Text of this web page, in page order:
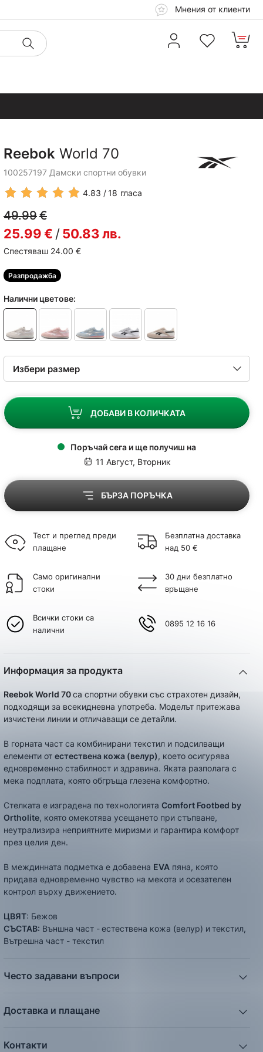
Мнения от клиенти
Reebok World 70
100257197 Дамски спортни обувки
4.83 18 гласа
49.99€
25.99€ /50.83лв.
Спестяваш 24.00 €
Разпродажба
Налични цветове:
ДОБАВИ В КОЛИЧКАТА
Поръчай сега и ще получиш на
11 Август, Вторник
БЪРЗА ПОРЪЧКА
Тест и преглед преди
плащане
Безплатна доставка
над 50 €
Само оригинални
стоки
30 дни безплатно
връщане
Всички стоки са
налични
0895 12 16 16
Информация за продукта
Reebok World 70са спортни обувки със страхотен дизайн,
подходящи за всекидневна употреба. Моделът притежава
изчистени линии и отличаващи се детайли.
В горната част са комбинирани текстил и подсилващи
елементи от естествена кожа (велур), което осигурява
едновременно стабилност и здравина. Яката разполага с
мека подплата, която обгръща глезена комфортно.
Стелката е изградена по технологията Comfort Footbed by
Ortholite, която омекотява усещането при стъпване,
неутрализира неприятните миризми и гарантира комфорт
през целия ден.
В междинната подметка е добавена EVA пяна, която
придава едновременно чувство на мекота и осезателен
контрол върху движението.
ЦВЯТ: Бежов
СЪСТАВ: Външна част -естествена кожа (велур) итекстил,
Вътрешна част - текстил
Често задавани въпроси
ще получа?
да добие максимално ясна и точна представа за дадения
Доставка и плащане
затова използваме услугите на куриерските фирми
„Еконт
Контакти